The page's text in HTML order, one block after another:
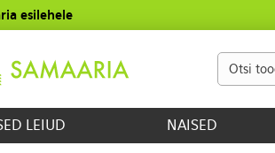
esilehele
LEIUD NAISED